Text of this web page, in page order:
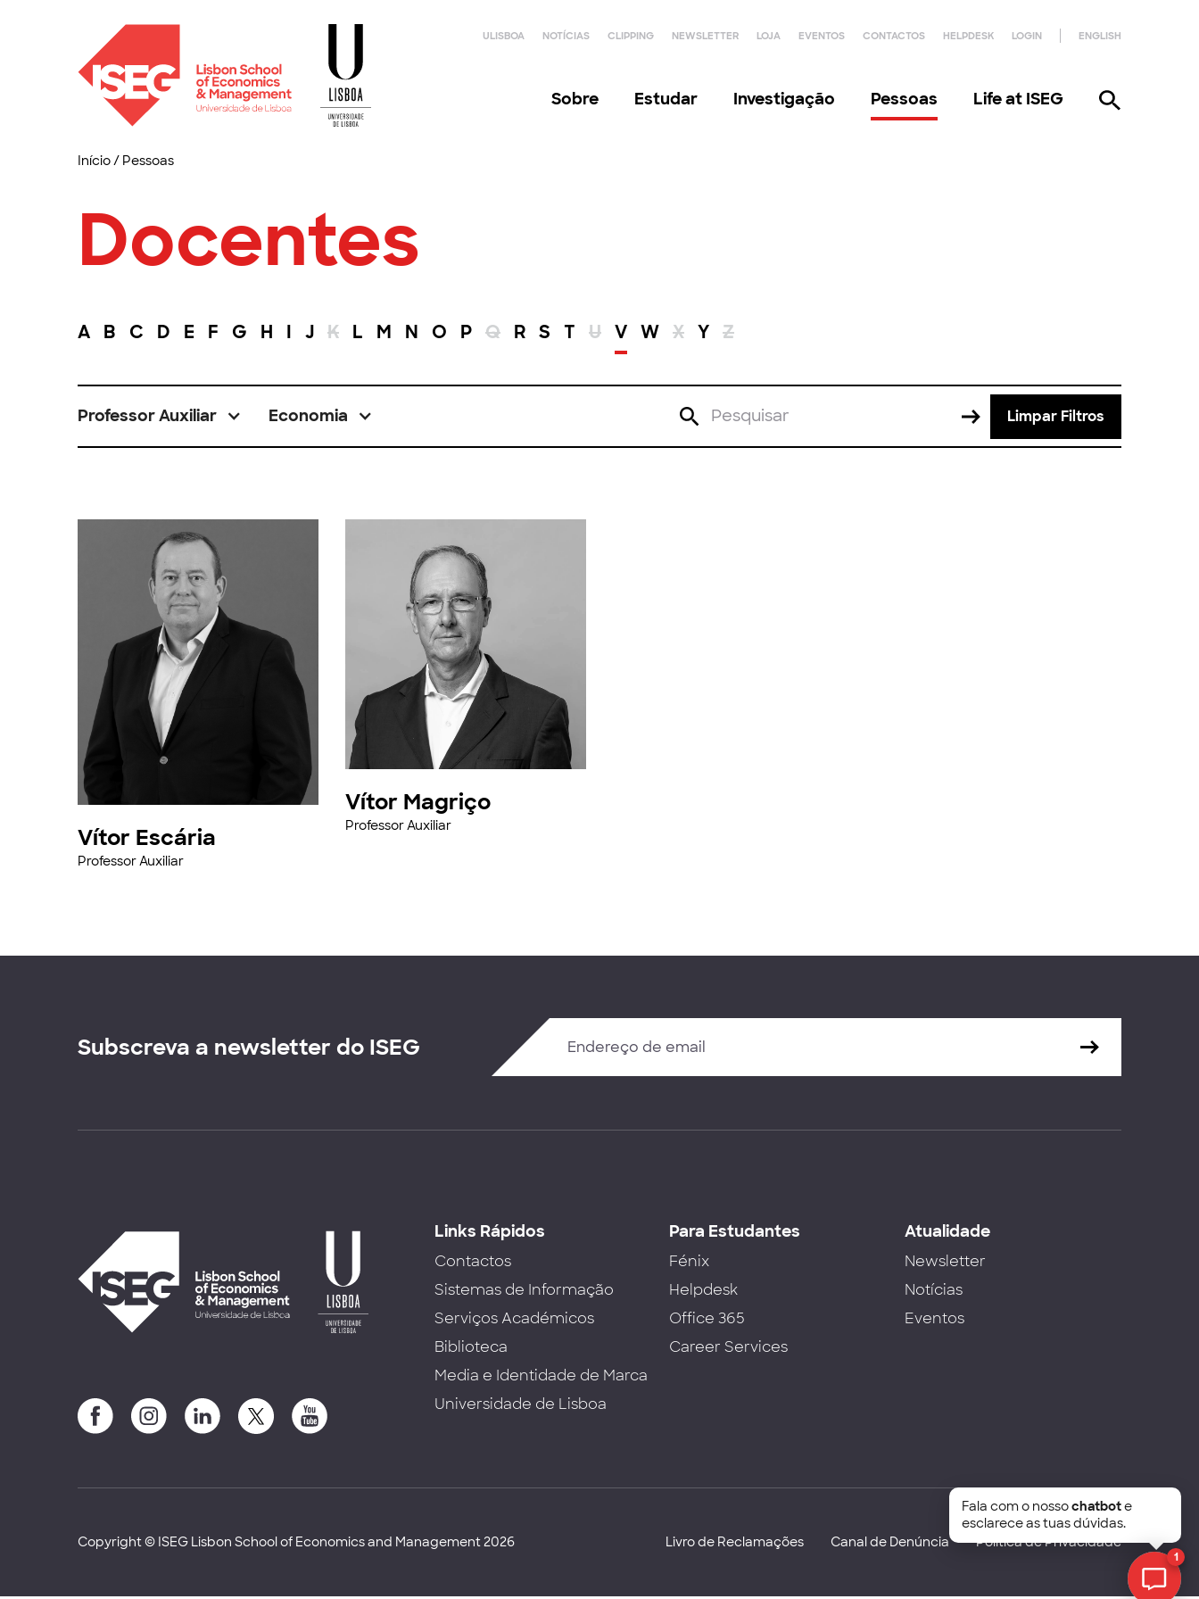
ULISBOA NOTÍCIAS CLIPPING NEWSLETTER LOJA EVENTOS CONTACTOS HELPDESK LOGIN ENGLISH
Sobre Estudar Investigação Pessoas Life at ISEG
Início/ Pessoas
Docentes
A B C D E F G H I J K L M N O P Q R S T U V W X Y Z
Professor Auxiliar Economia Limpar Filtros
Vítor Escária
Professor Auxiliar
Vítor Magriço
Professor Auxiliar
Subscreva a newsletter do ISEG
Links Rápidos
Contactos
Sistemas de Informação
Serviços Académicos
Biblioteca
Media e Identidade de Marca
Universidade de Lisboa
Para Estudantes
Fénix
Helpdesk
Office 365
Career Services
Atualidade
Newsletter
Notícias
Eventos
Copyright © ISEG Lisbon School of Economics and Management 2026 Livro de Reclamações Canal de Denúncia Política de Privacidade
1
Fala com o nossochatbote
esclarece as tuas dúvidas.